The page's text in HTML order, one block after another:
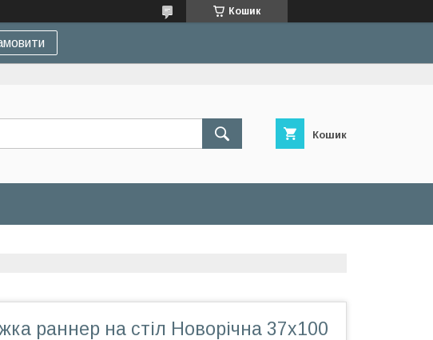
Кошик
Кошик
раннер на стіл Новорічна 37х100